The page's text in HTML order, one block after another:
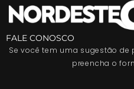
FALE CONOSCO
Se você tem uma sugestão
preencha o